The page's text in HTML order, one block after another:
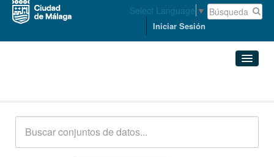
Select Language ▼
Iniciar Sesión